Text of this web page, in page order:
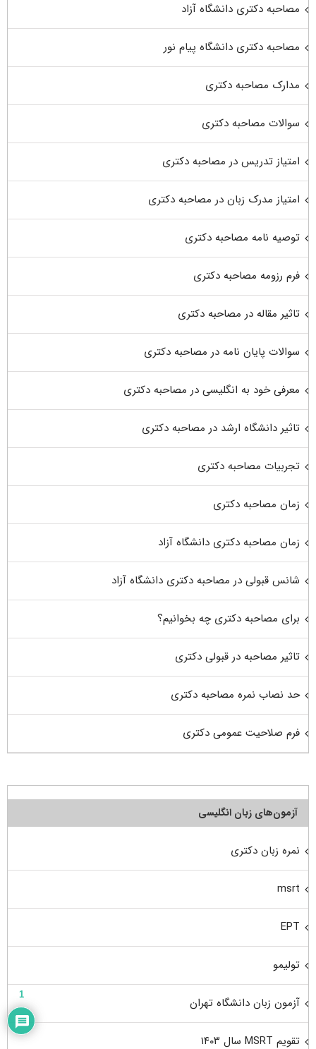
مصاحبه دکتری دانشگاه آزاد
مصاحبه دکتری دانشگاه پیام نور
مدارک مصاحبه دکتری
سوالات مصاحبه دکتری
امتیاز تدریس در مصاحبه دکتری
امتیاز مدرک زبان در مصاحبه دکتری
توصیه نامه مصاحبه دکتری
فرم رزومه مصاحبه دکتری
تاثیر مقاله در مصاحبه دکتری
سوالات پایان نامه در مصاحبه دکتری
معرفی خود به انگلیسی در مصاحبه دکتری
تاثیر دانشگاه ارشد در مصاحبه دکتری
تجربیات مصاحبه دکتری
زمان مصاحبه دکتری
زمان مصاحبه دکتری دانشگاه آزاد
شانس قبولی در مصاحبه دکتری دانشگاه آزاد
برای مصاحبه دکتری چه بخوانیم؟
تاثیر مصاحبه در قبولی دکتری
حد نصاب نمره مصاحبه دکتری
فرم صلاحیت عمومی دکتری
آزمون‌های زبان انگلیسی
نمره زبان دکتری
msrt
EPT
تولیمو
آزمون زبان دانشگاه تهران
تقویم MSRT سال ۱۴۰۳
1